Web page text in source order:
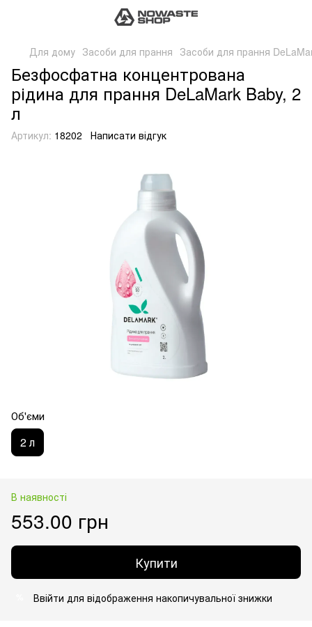
Для дому Засоби для прання Засоби для прання
Безфосфатна концентрована
рідина для прання DeLaMark Baby, 2
л
Артикул: 18202 Написати відгук
Об'єми
2 л
В наявності
553.00 грн
Купити
Ввійти для відображення накопичувальної знижки